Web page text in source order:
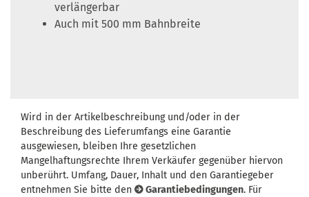
verlängerbar
Auch mit 500 mm Bahnbreite
Wird in der Artikelbeschreibung und/oder in der
Beschreibung des Lieferumfangs eine Garantie
ausgewiesen, bleiben Ihre gesetzlichen
Mangelhaftungsrechte Ihrem Verkäufer gegenüber hiervon
unberührt. Umfang, Dauer, Inhalt und den Garantiegeber
entnehmen Sie bitte den
Garantiebedingungen. Für